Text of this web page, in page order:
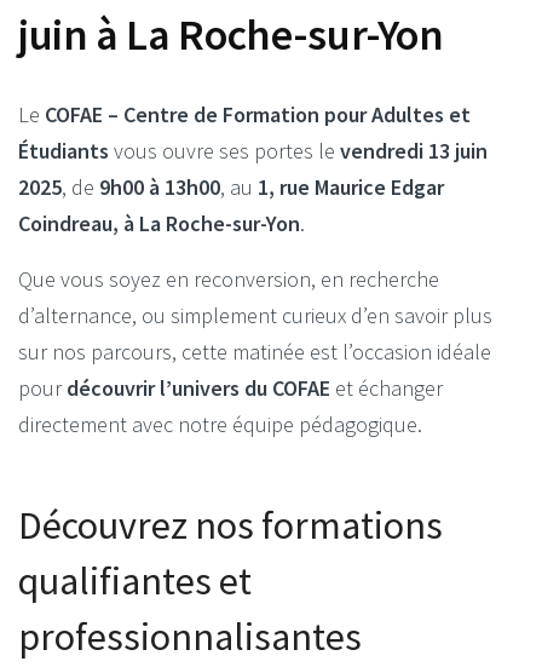
juin à La Roche-sur-Yon
Le COFAE – Centre de Formation pour Adultes et
Étudiants vous ouvre ses portes le vendredi 13 juin
2025, de 9h00 à 13h00, au 1, rue Maurice Edgar
Coindreau, à La Roche-sur-Yon.
Que vous soyez en reconversion, en recherche
d’alternance, ou simplement curieux d’en savoir plus
sur nos parcours, cette matinée est l’occasion idéale
pourdécouvrir l’univers du COFAE et échanger
directement avec notre équipe pédagogique.
Découvrez nos formations
qualifiantes et
professionnalisantes